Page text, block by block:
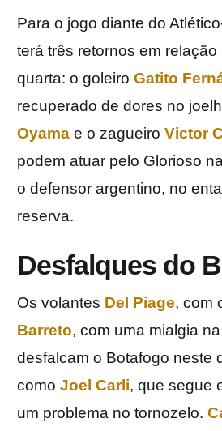
Para o jogo diante do
terá três retornos em relação
quarta: o goleiro Gatito
recuperado de dores no
Oyama e o zagueiro Victor
podem atuar pelo Glorioso
o defensor argentino, no
reserva.
Desfalques do
Os volantes Del Piage, com
Barreto, com uma mialgia
desfalcam o Botafogo neste
como Joel Carli, que segue
um problema no tornozelo.